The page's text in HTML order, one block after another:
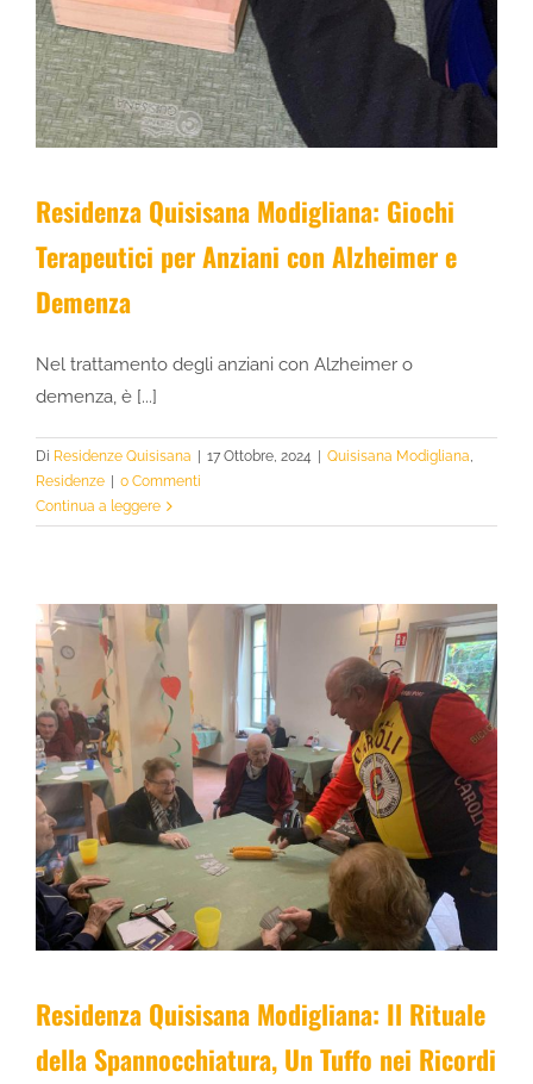
Residenza Quisisana Modigliana: Giochi
Terapeutici per Anziani con Alzheimer e
Demenza
Nel trattamento degli anziani con Alzheimer o
demenza, è [...]
Di Residenze Quisisana 17 Ottobre, 2024 Quisisana Modigliana,
Residenze
0 Commenti
Continua a leggere
Residenza Quisisana Modigliana: Il Rituale
della Spannocchiatura, Un Tuffo nei Ricordi